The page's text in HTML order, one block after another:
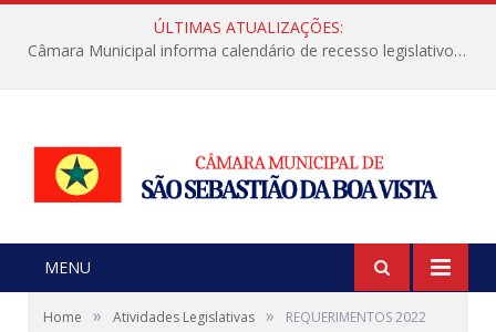
ÚLTIMAS ATUALIZAÇÕES:
Câmara Municipal informa calendário de recesso legislativo de julho
MENU
Home » Atividades Legislativas » REQUERIMENTOS 2022